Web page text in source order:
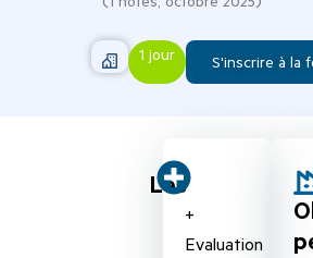
1 jour S'inscrire à la
Les
+
Evaluation